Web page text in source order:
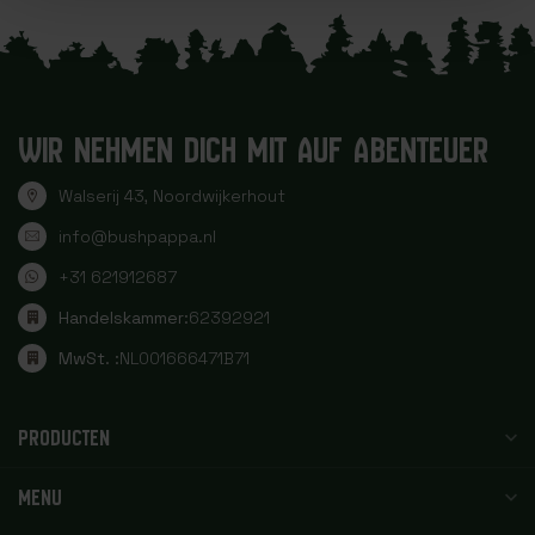
WIR NEHMEN DICH MIT AUF ABENTEUER
Walserij 43, Noordwijkerhout
info@bushpappa.nl
+31 621912687
Handelskammer:62392921
MwSt. :NL001666471B71
PRODUCTEN
MENU